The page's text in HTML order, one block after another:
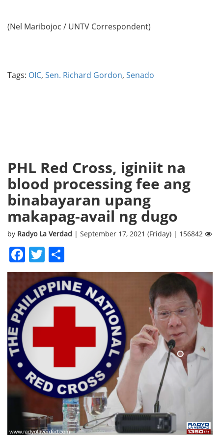
(Nel Maribojoc / UNTV Correspondent)
Tags: OIC, Sen. Richard Gordon, Senado
PHL Red Cross, iginiit na
blood processing fee ang
binabayaran upang
makapag-avail ng dugo
by Radyo La Verdad | September 17, 2021 (Friday) | 156842
Facebook
Twitter